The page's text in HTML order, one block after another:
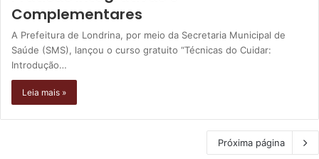
Complementares
A Prefeitura de Londrina, por meio da Secretaria Municipal de
Saúde (SMS), lançou o curso gratuito “Técnicas do Cuidar:
Introdução…
Leia mais »
Próxima página